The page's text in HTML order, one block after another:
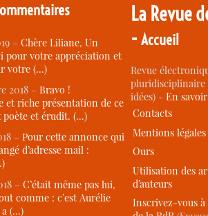
–Chère Liliane, Un
pour votre appréciation et
votre (…)
2018 –Bravo !
et riche présentation de ce
poète et érudit. (…)
–Pour cette annonce qui
d’adresse mail :
–C’était même pas lui,
comme : c’est Aurélie
(…)
La Revue
-Accueil
Revue
idées) -En
Contacts
Mentions légales
Ours
Utilisation des
d’auteurs
Inscrivez-vous